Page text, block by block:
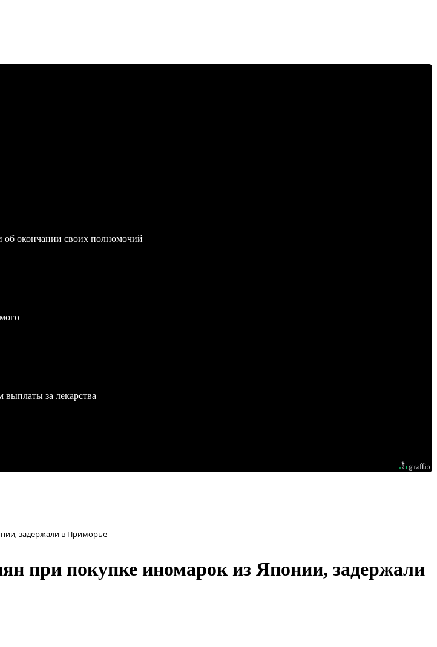
окончании своих полномочий
за лекарства
задержали в Приморье
при покупке иномарок из Японии, задержали